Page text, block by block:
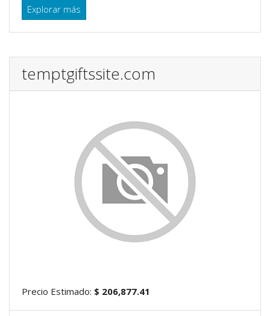
Explorar más
temptgiftssite.com
Precio Estimado: $ 206,877.41